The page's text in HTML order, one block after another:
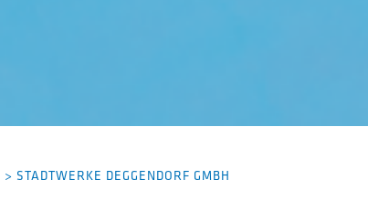
> STADTWERKE DEGGENDORF GMBH